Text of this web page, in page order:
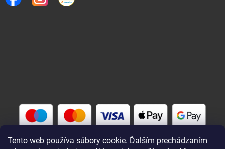
Tento web používa súbory cookie. Ďalším prechádzaním